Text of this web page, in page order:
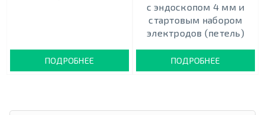
ПОДРОБНЕЕ
с эндоскопом 4 мм и
стартовым набором
электродов (петель)
ПОДРОБНЕЕ